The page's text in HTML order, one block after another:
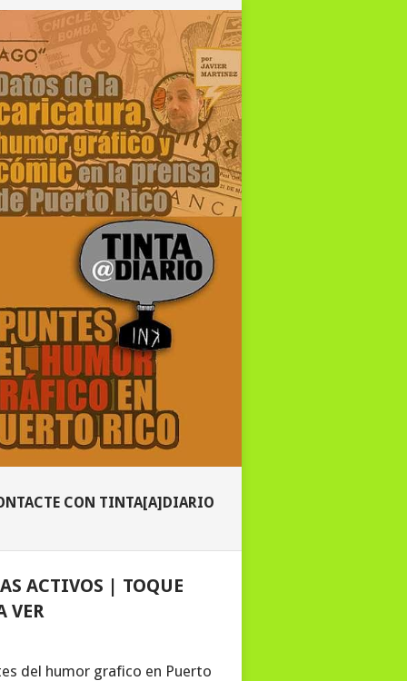
CON TINTA[A]DIARIO
ACTIVOS | TOQUE
VER
del humor grafico en Puerto